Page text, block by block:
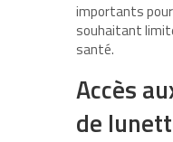
importants
souhaitant
santé.
Accès
de